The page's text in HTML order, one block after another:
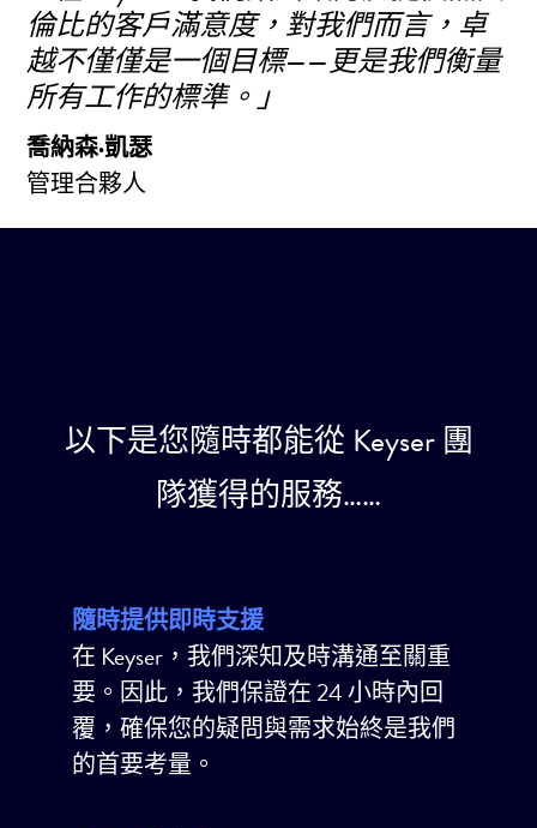
倫比的客戶滿意度，對我們而言，卓
越不僅僅是一個目標——更是我們衡量
所有工作的標準。」
喬納森·凱瑟
管理合夥人
以下是您隨時都能從 Keyser 團
隊獲得的服務……
隨時提供即時支援
在 Keyser，我們深知及時溝通至關重
要。因此，我們保證在 24 小時內回
覆，確保您的疑問與需求始終是我們
的首要考量。